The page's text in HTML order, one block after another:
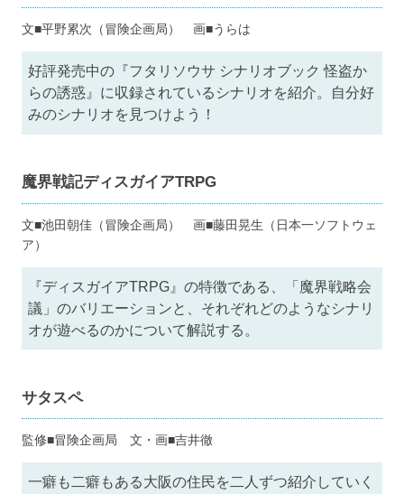
文■平野累次（冒険企画局） 画■うらは
好評発売中の『フタリソウサ シナリオブック 怪盗か
らの誘惑』に収録されているシナリオを紹介。自分好
みのシナリオを見つけよう！
魔界戦記ディスガイアTRPG
文■池田朝佳（冒険企画局） 画■藤田晃生（日本一ソフトウェ
ア）
『ディスガイアTRPG』の特徴である、「魔界戦略会
議」のバリエーションと、それぞれどのようなシナリ
オが遊べるのかについて解説する。
サタスペ
監修■冒険企画局 文・画■吉井徹
一癖も二癖もある大阪の住民を二人ずつ紹介していく